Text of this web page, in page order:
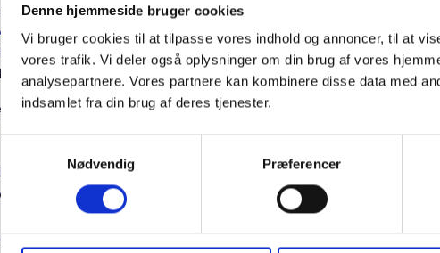
Denne hjemmeside bruger cookies
Vi bruger cookies til at tilpasse vores indhold og annoncer, til at
vores trafik. Vi deler også oplysninger om din brug af vores
analysepartnere. Vores partnere kan kombinere disse data med
indsamlet fra din brug af deres tjenester.
Nødvendig
Præferencer
på, at elleverandøren efterforbrugeraftaleloven
af elektricitet til elkunder
har pligt til at afgive en lang række
vil ofte være fjernsalg. Afhængig af hvilken rolle
disse oplysninger. Under alle omstændigheder bør det sikres,
i markedsforskriftH1 om skift af elleverandør, flytning m.v.
af leverandørskift skal angive kundens cpr.nr. eller CVR-
med korrekt udformet samtykke fra lejeren efter
slettes i boligorganisationen, når tilmelding er sket.
på, at man handler inden for den fuldmagt og